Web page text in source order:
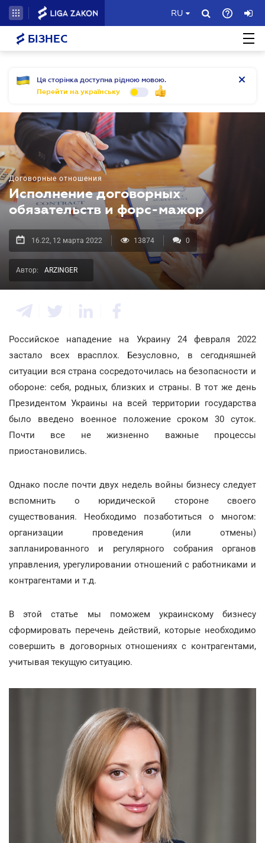
RU
БІЗНЕС
Ця сторінка доступна рідною мовою.
Перейти на українську
Договорные отношения
Исполнение договорных
обязательств и форс-мажор
16.22, 12 марта 2022 13874 0
Автор: ARZINGER
Российское нападение на Украину 24 февраля 2022
застало всех врасплох. Безусловно, в сегодняшней
ситуации вся страна сосредоточилась на безопасности и
обороне: себя, родных, близких и страны. В тот же день
Президентом Украины на всей территории государства
было введено военное положение сроком 30 суток.
Почти все не жизненно важные процессы
приостановились.
Однако после почти двух недель войны бизнесу следует
вспомнить о юридической стороне своего
существования. Необходимо позаботиться о многом:
организации проведения (или отмены)
запланированного и регулярного собрания органов
управления, урегулировании отношений с работниками и
контрагентами и т.д.
В этой статье мы поможем украинскому бизнесу
сформировать перечень действий, которые необходимо
совершить в договорных отношениях с контрагентами,
учитывая текущую ситуацию.